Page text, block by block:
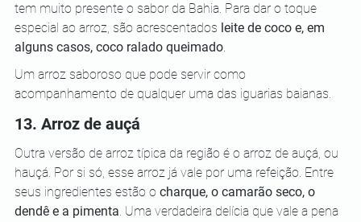
tem muito presente o sabor da Bahia. Para dar o toque
especial ao arroz, são acrescentados leite de coco e, em
alguns casos, coco ralado queimado.
Um arroz saboroso que pode servir como
acompanhamento de qualquer uma das iguarias baianas.
13. Arroz de auçá
Outra versão de arroz típica da região é o arroz de auçá, ou
hauçá. Por si só, esse arroz já vale por uma refeição. Entre
seus ingredientes estão o charque, o camarão seco, o
dendê e a pimenta. Uma verdadeira delícia que vale a pena